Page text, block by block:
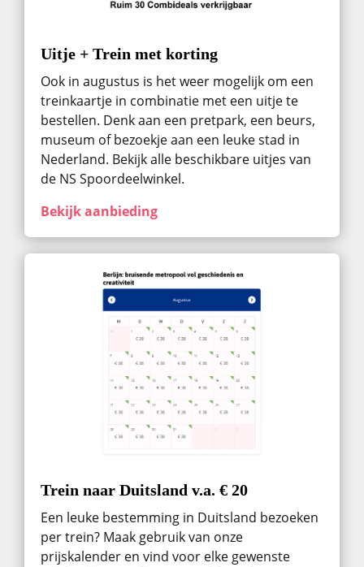
Uitje + Trein met korting
Ook in augustus ​is het weer mogelijk om een
treinkaartje in combinatie met een uitje te
bestellen. Denk aan een pretpark, een beurs,
museum of bezoekje aan een leuke stad in
Nederland. Bekijk alle beschikbare uitjes van
de NS Spoordeelwinkel.
Bekijk aanbieding
Trein naar Duitsland v.a. € 20
Een leuke bestemming in Duitsland bezoeken
per trein? Maak gebruik van onze
prijskalender en vind voor elke gewenste